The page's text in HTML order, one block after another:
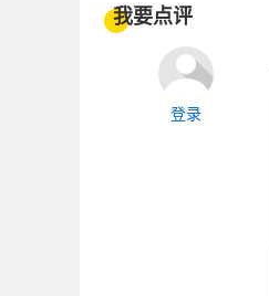
我要点评
登录